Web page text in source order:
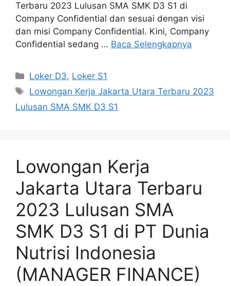
Terbaru 2023 Lulusan SMA SMK D3 S1 di
Company Confidential dan sesuai dengan visi
dan misi Company Confidential. Kini, Company
Confidential sedang … Baca Selengkapnya
Kategori
Loker D3, Loker S1
Tag
Lowongan Kerja Jakarta Utara Terbaru 2023
Lulusan SMA SMK D3 S1
Lowongan Kerja
Jakarta Utara Terbaru
2023 Lulusan SMA
SMK D3 S1 di PT Dunia
Nutrisi Indonesia
(MANAGER FINANCE)